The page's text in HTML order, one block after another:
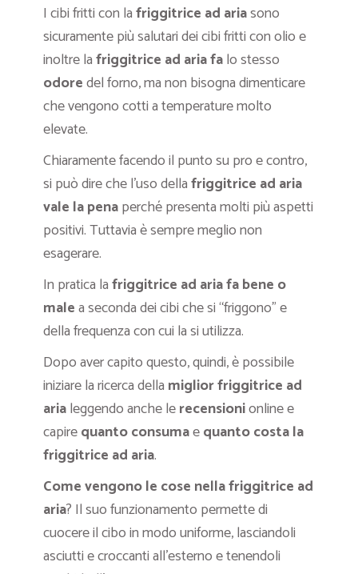
I cibi fritti con lafriggitrice ad ariasono
sicuramente più salutari dei cibi fritti con olio e
inoltre lafriggitrice ad aria falo stesso
odoredel forno, ma non bisogna dimenticare
che vengono cotti a temperature molto
elevate.
Chiaramente facendo il punto su pro e contro,
si può dire che l’uso dellafriggitrice ad aria
vale la penaperché presenta molti più aspetti
positivi. Tuttavia è sempre meglio non
esagerare.
In pratica lafriggitrice ad aria fa bene o
malea seconda dei cibi che si “friggono” e
della frequenza con cui la si utilizza.
Dopo aver capito questo, quindi, è possibile
iniziare la ricerca della miglior friggitrice ad
arialeggendo anche lerecensionionline e
capirequanto consumaequanto costa la
friggitrice ad aria.
Come vengono le cose nella friggitrice ad
aria? Il suo funzionamento permette di
cuocere il cibo in modo uniforme, lasciandoli
asciutti e croccanti all’esterno e tenendoli